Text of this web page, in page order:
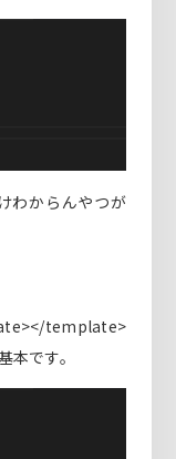
わからんやつが
template>
です。